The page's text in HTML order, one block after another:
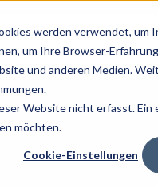
werden verwendet, um
um Ihre Browser-
und anderen Medien.
Website nicht erfasst. Ein
möchten.
Cookie-Einstellungen